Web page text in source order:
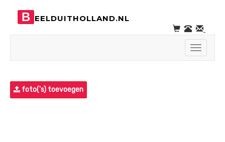
B EELDUITHOLLAND.NL
Toggle
foto('s) toevoegen